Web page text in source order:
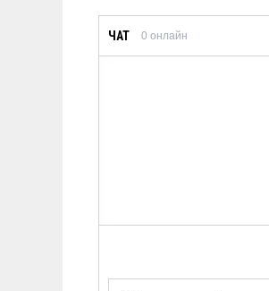
ЧАТ 0 онлайн